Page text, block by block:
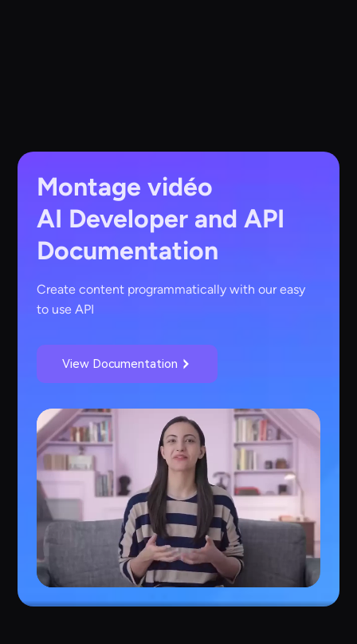
Montage vidéo
AI Developer and API
Documentation
Create content programmatically with our easy
to use API
View Documentation